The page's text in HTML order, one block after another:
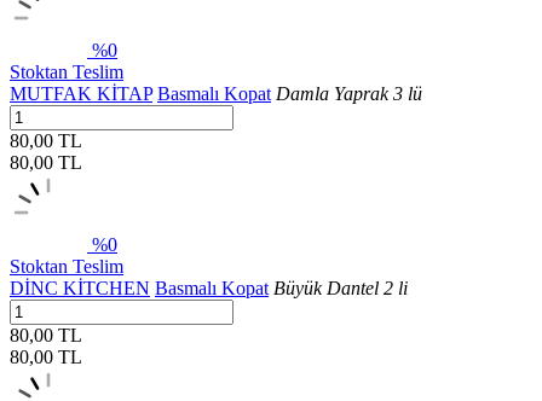
%0
Stoktan Teslim
MUTFAK KİTAP Basmalı Kopat Damla Yaprak 3 lü
80,00 TL
80,00 TL
%0
Stoktan Teslim
DİNC KİTCHEN Basmalı Kopat Büyük Dantel 2 li
80,00 TL
80,00 TL